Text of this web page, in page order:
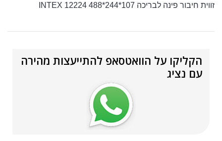
זווית חיבור פינה לבריכה 107*244*488 INTEX 12224
הקליקו על הוואטסאפ להתייעצות מהירה
עם נציג